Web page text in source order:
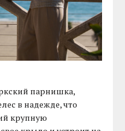
парнишка,
в надежде, что
крупную